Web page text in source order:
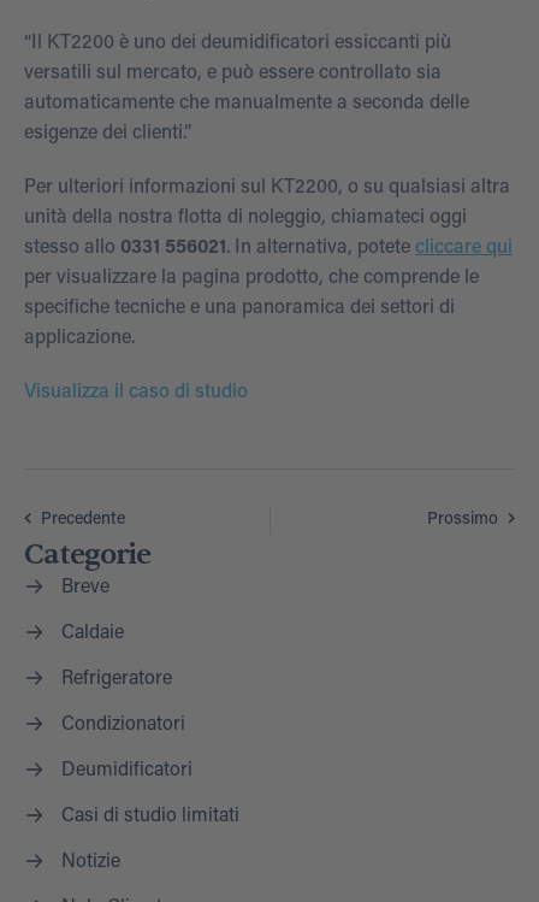
“Il KT2200 è uno dei deumidificatori essiccanti più
versatili sul mercato, e può essere controllato sia
automaticamente che manualmente a seconda delle
esigenze dei clienti.”
Per ulteriori informazioni sul KT2200, o su qualsiasi altra
unità della nostra flotta di noleggio, chiamateci oggi
stesso allo 0331 556021 . In alternativa, potete cliccare qui
per visualizzare la pagina prodotto, che comprende le
specifiche tecniche e una panoramica dei settori di
applicazione.
Visualizza il caso di studio
Precedente Prossimo
Categorie
Breve
Caldaie
Refrigeratore
Condizionatori
Deumidificatori
Casi di studio limitati
Notizie